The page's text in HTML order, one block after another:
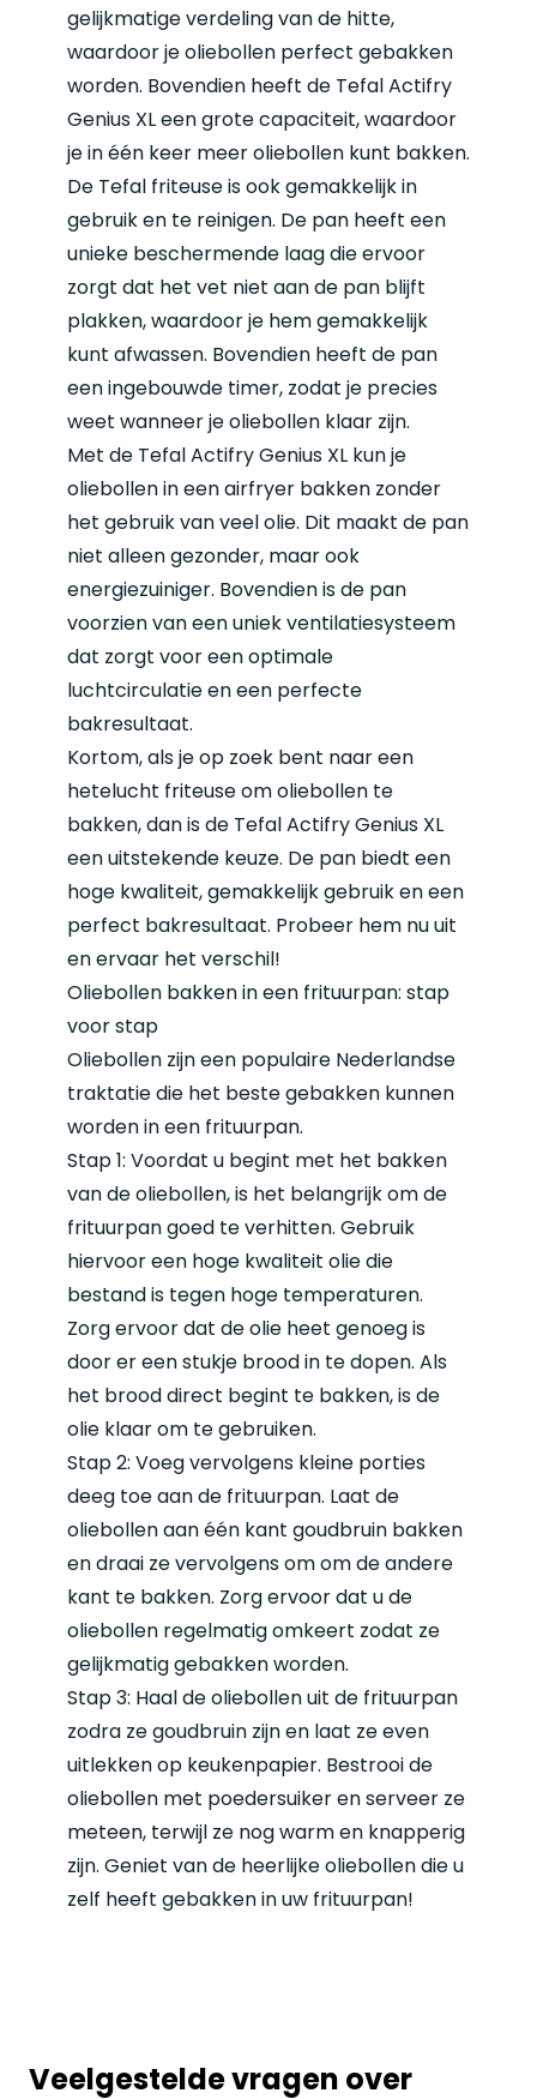
gelijkmatige verdeling van de hitte,
waardoor je oliebollen perfect gebakken
worden. Bovendien heeft de Tefal Actifry
Genius XL een grote capaciteit, waardoor
je in één keer meer oliebollen kunt bakken.
De Tefal friteuseis ook gemakkelijk in
gebruik en te reinigen. De pan heeft een
unieke beschermende laag die ervoor
zorgt dat het vet niet aan de pan blijft
plakken, waardoor je hem gemakkelijk
kunt afwassen. Bovendien heeft de pan
een ingebouwde timer, zodat je precies
weet wanneer je oliebollen klaar zijn.
Met de Tefal Actifry Genius XL kun je
oliebollen in een airfryer bakken zonder
het gebruik van veel olie. Dit maakt de pan
niet alleen gezonder, maar ook
energiezuiniger. Bovendien is de pan
voorzien van een uniek ventilatiesysteem
dat zorgt voor een optimale
luchtcirculatie en een perfecte
bakresultaat.
Kortom, als je op zoek bent naar een
hetelucht friteuse om oliebollen te
bakken, dan is de Tefal Actifry Genius XL
een uitstekende keuze. De pan biedt een
hoge kwaliteit, gemakkelijk gebruik en een
perfect bakresultaat. Probeer hem nu uit
en ervaar het verschil!
Oliebollen bakken in een frituurpan: stap
voor stap
Oliebollen zijn een populaire Nederlandse
traktatie die het beste gebakken kunnen
worden in een frituurpan.
Stap 1: Voordat u begint met het bakken
van de oliebollen, is het belangrijk om de
frituurpan goed te verhitten. Gebruik
hiervoor een hoge kwaliteit olie die
bestand is tegen hoge temperaturen.
Zorg ervoor dat de olie heet genoeg is
door er een stukje brood in te dopen. Als
het brood direct begint te bakken, is de
olie klaar om te gebruiken.
Stap 2: Voeg vervolgens kleine porties
deeg toe aan de frituurpan. Laat de
oliebollen aan één kant goudbruin bakken
en draai ze vervolgens om om de andere
kant te bakken. Zorg ervoor dat u de
oliebollen regelmatig omkeert zodat ze
gelijkmatig gebakken worden.
Stap 3: Haal de oliebollen uit de frituurpan
zodra ze goudbruin zijn en laat ze even
uitlekken op keukenpapier. Bestrooi de
oliebollen met poedersuiker en serveer ze
meteen, terwijl ze nog warm en knapperig
zijn. Geniet van de heerlijke oliebollen die u
zelf heeft gebakken in uw frituurpan!
Veelgestelde vragen over